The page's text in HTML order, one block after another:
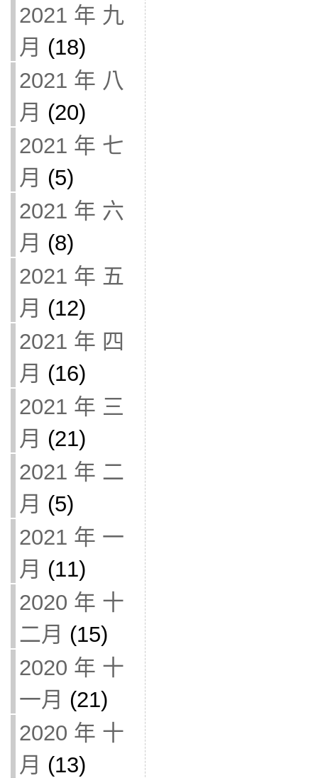
2021 年 九
月 (18)
2021 年 八
月 (20)
2021 年 七
月 (5)
2021 年 六
月 (8)
2021 年 五
月 (12)
2021 年 四
月 (16)
2021 年 三
月 (21)
2021 年 二
月 (5)
2021 年 一
月 (11)
2020 年 十
二月 (15)
2020 年 十
一月 (21)
2020 年 十
月 (13)